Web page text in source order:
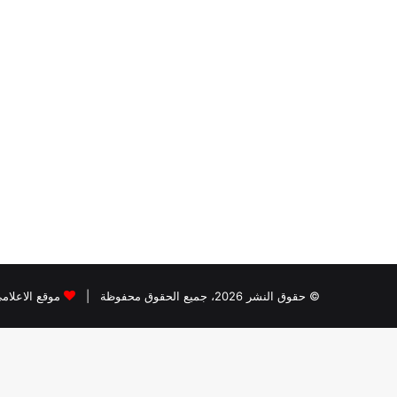
© حقوق النشر 2026، جميع الحقوق محفوظة | موقع